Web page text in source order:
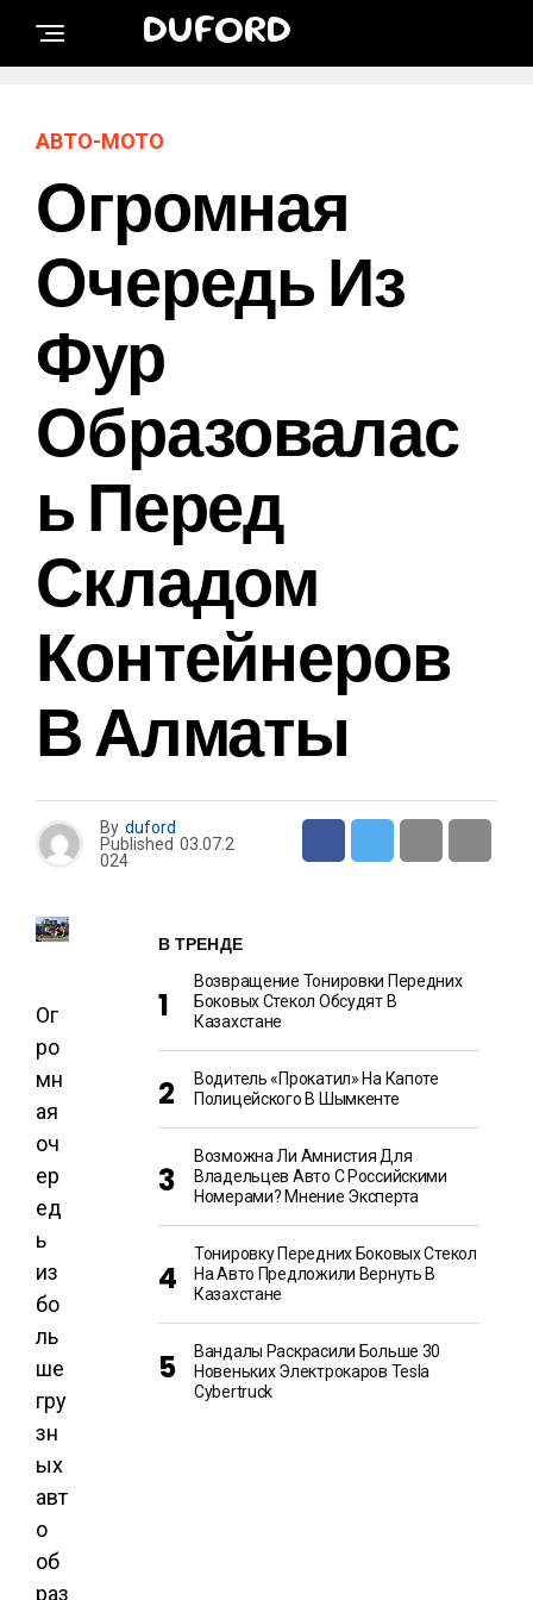
DUFORD
АВТО-МОТО
Огромная
Очередь Из
Фур
Образовалас
Ь Перед
Складом
Контейнеров
В Алматы
By duford
Published 03.07.2
024
Ог
ро
мн
ая
оч
ер
ед
ь
из
бо
ль
ше
гру
зн
ых
авт
о
об
раз
В ТРЕНДЕ
Возвращение Тонировки Передних
Боковых Стекол Обсудят В
Казахстане
Водитель «прокатил» На Капоте
Полицейского В Шымкенте
Возможна Ли Амнистия Для
Владельцев Авто С Российскими
Номерами? Мнение Эксперта
Тонировку Передних Боковых Стекол
На Авто Предложили Вернуть В
Казахстане
Вандалы Раскрасили Больше 30
Новеньких Электрокаров Tesla
Cybertruck